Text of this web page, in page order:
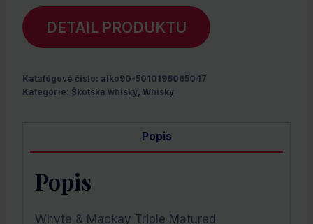
DETAIL PRODUKTU
Katalógové číslo: alko90-5010196065047
Kategórie: Škótska whisky, Whisky
Popis
Popis
Whyte & Mackay Triple Matured